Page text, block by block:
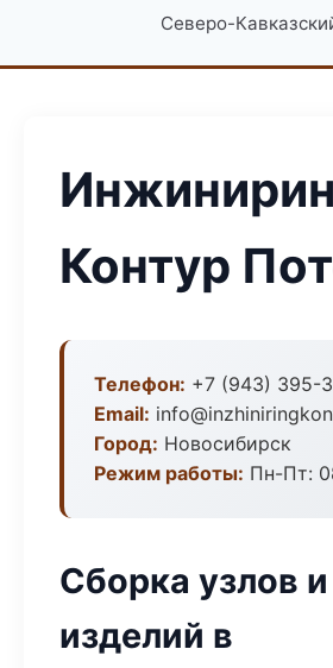
Северо-
Контур
Телефон: +7 (943) 395-
Email:
Город: Новосибирск
Режим работы: Пн-Пт:
Сборка узлов и
изделий в